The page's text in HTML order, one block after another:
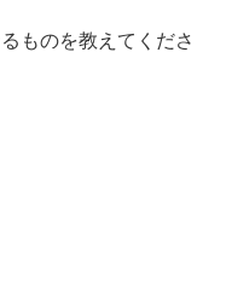
ものを教えてくださ